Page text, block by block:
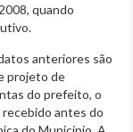
quando
anteriores são
projeto de
do prefeito, o
antes do